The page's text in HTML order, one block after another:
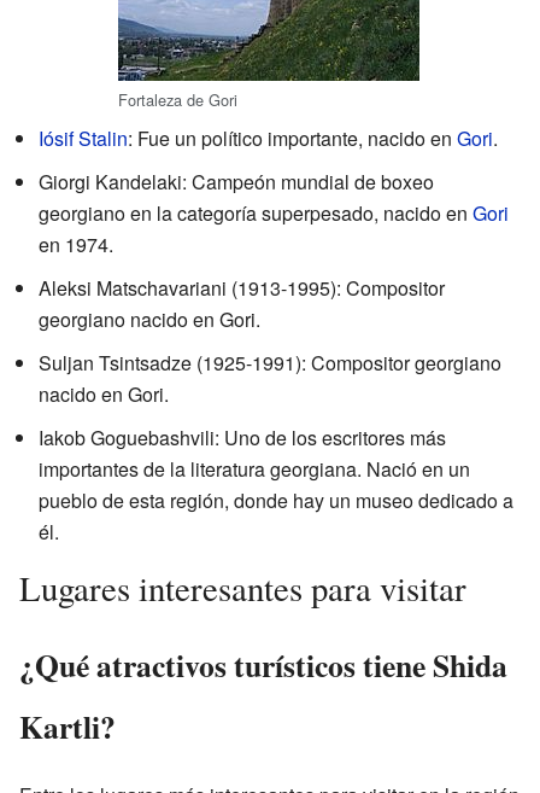
Fortaleza de Gori
Iósif Stalin: Fue un político importante, nacido en Gori.
Giorgi Kandelaki: Campeón mundial de boxeo
georgiano en la categoría superpesado, nacido en Gori
en 1974.
Aleksi Matschavariani (1913-1995): Compositor
georgiano nacido en Gori.
Suljan Tsintsadze (1925-1991): Compositor georgiano
nacido en Gori.
Iakob Goguebashvili: Uno de los escritores más
importantes de la literatura georgiana. Nació en un
pueblo de esta región, donde hay un museo dedicado a
él.
Lugares interesantes para visitar
¿Qué atractivos turísticos tiene Shida
Kartli?